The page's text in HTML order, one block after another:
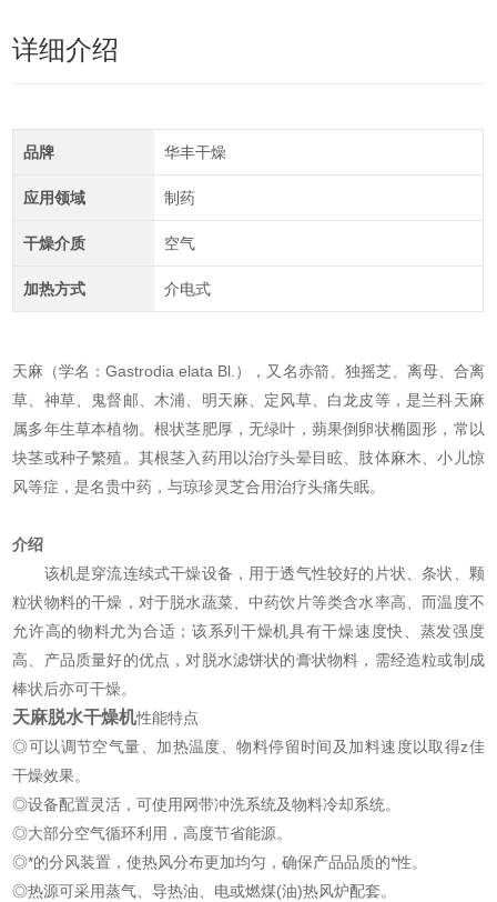
详细介绍
品牌 华丰干燥
应用领域 制药
干燥介质 空气
加热方式 介电式
天麻 （学名：Gastrodia elata Bl.）
，又名赤箭、独摇芝、离母、合离
草、神草、鬼督邮、木浦、明天麻、定风草、白龙皮等，是兰科天麻
属多年生草本植物。根状茎肥厚，无绿叶，蒴果倒卵状椭圆形，常以
块茎或种子繁殖。其根茎入药用以治疗头晕目眩、肢体麻木、小儿惊
风等症，是名贵中药，与琼珍灵芝合用治疗头痛失眠。
介绍
该机是穿流连续式干燥设备，用于透气性较好的片状、条状、颗
粒状物料的干燥，对于脱水蔬菜、中药饮片等类含水率高、而温度不
允许高的物料尤为合适；该系列干燥机具有干燥速度快、蒸发强度
高、产品质量好的优点，对脱水滤饼状的膏状物料，需经造粒或制成
棒状后亦可干燥。
天麻脱水干燥机性能特点
◎可以调节空气量、加热温度、物料停留时间及加料速度以取得z佳
干燥效果。
◎设备配置灵活，可使用网带冲洗系统及物料冷却系统。
◎大部分空气循环利用，高度节省能源。
◎*的分风装置，使热风分布更加均匀，确保产品品质的*性。
◎热源可采用蒸气、导热油、电或燃煤(油)热风炉配套。